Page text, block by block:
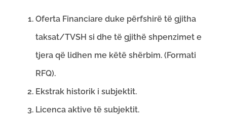
Oferta Financiare duke përfshirë të gjitha
taksat/TVSH si dhe të gjithë shpenzimet e
tjera që lidhen me këtë shërbim. (Formati
RFQ).
Ekstrak historik i subjektit.
Licenca aktive të subjektit.